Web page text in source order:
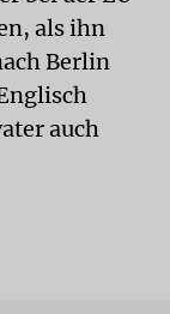
als ihn
Berlin
auch